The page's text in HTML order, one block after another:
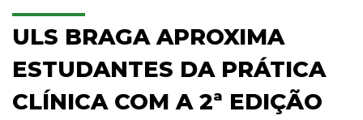
ULS BRAGA APROXIMA
ESTUDANTES DA PRÁTICA
CLÍNICA COM A 2ª EDIÇÃO